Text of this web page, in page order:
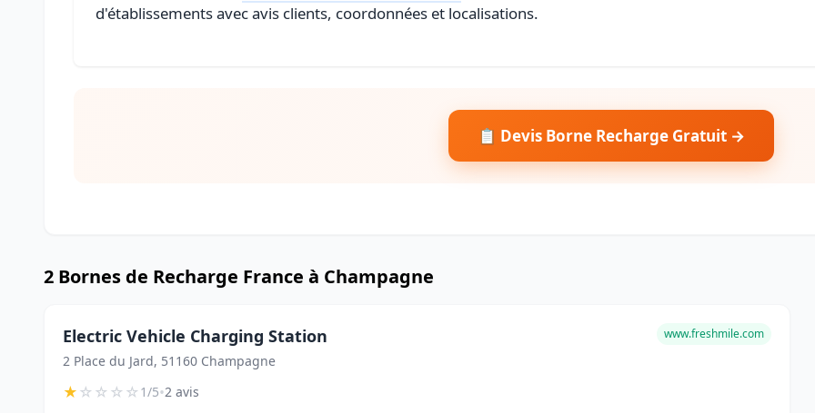
d'établissements avec avis clients, coordonnées et localisations.
📋 Devis Borne Recharge Gratuit →
2 Bornes de Recharge France à Champagne
Electric Vehicle Charging Station
2 Place du Jard, 51160 Champagne
www.freshmile.com
★☆☆☆☆1/5•2 avis